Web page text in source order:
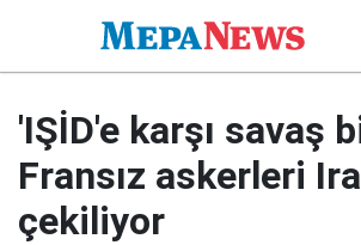
'IŞİD'e karşı savaş
Fransız askerleri
çekiliyor